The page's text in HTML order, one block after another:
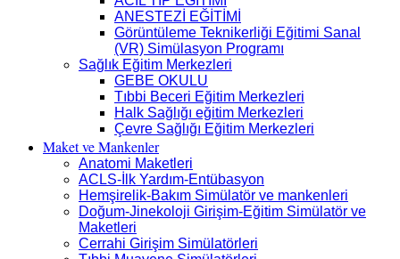
ANESTEZİ EĞİTİMİ
Görüntüleme Teknikerliği Eğitimi Sanal
(VR) Simülasyon Programı
Sağlık Eğitim Merkezleri
GEBE OKULU
Tıbbi Beceri Eğitim Merkezleri
Halk Sağlığı eğitim Merkezleri
Çevre Sağlığı Eğitim Merkezleri
Maket ve Mankenler
Anatomi Maketleri
ACLS-İlk Yardım-Entübasyon
Hemşirelik-Bakım Simülatör ve mankenleri
Doğum-Jinekoloji Girişim-Eğitim Simülatör ve
Maketleri
Cerrahi Girişim Simülatörleri